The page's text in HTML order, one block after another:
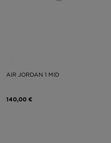
AIR JORDAN 1 MID
140,00 €